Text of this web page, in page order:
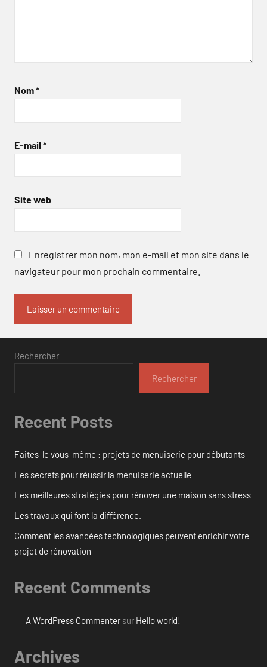
Nom*
E-mail *
Site web
Enregistrer mon nom, mon e-mail et mon site dans le
navigateur pour mon prochain commentaire.
Rechercher
Rechercher
Recent Posts
Faites-le vous-même : projets de menuiserie pour débutants
Les secrets pour réussir la menuiserie actuelle
Les meilleures stratégies pour rénover une maison sans stress
Les travaux qui font la différence.
Comment les avancées technologiques peuvent enrichir votre
projet de rénovation
Recent Comments
A WordPress Commentersur Hello world!
Archives